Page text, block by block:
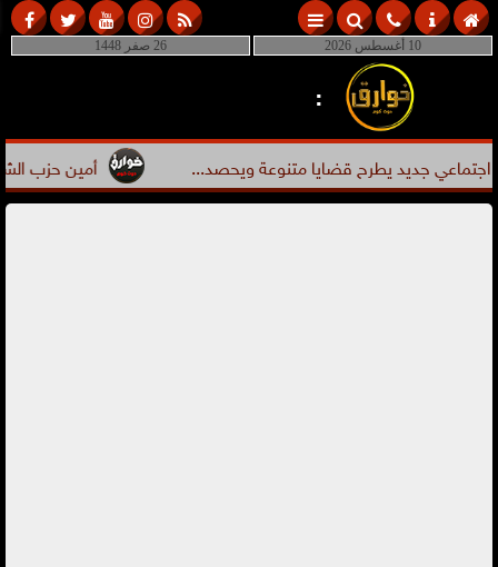
26 صفر 1448 10 أغسطس 2026
:
أمين حزب الشعب جديد يطرح قضايا متنوعة ويحصد...